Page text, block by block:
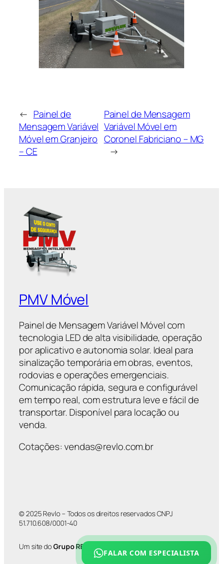
← Painel de
Mensagem Variável
Móvel em Granjeiro
– CE
Painel de Mensagem
Variável Móvel em
Coronel Fabriciano – MG
→
PMV Móvel
Painel de Mensagem Variável Móvel com
tecnologia LED de alta visibilidade, operação
por aplicativo e autonomia solar. Ideal para
sinalização temporária em obras, eventos,
rodovias e operações emergenciais.
Comunicação rápida, segura e configurável
em tempo real, com estrutura leve e fácil de
transportar. Disponível para locação ou
venda.
Cotações: vendas@revlo.com.br
© 2025 Revlo – Todos os direitos reservados CNPJ
51.710.608/0001-40
Um site doGrupo REVLO
FALAR COM ESPECIALISTA